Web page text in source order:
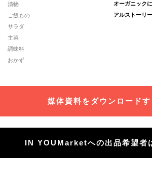
漬物
ご飯もの
サラダ
主菜
調味料
おかず
オーガニック
アルストーリー
媒体資料をダウンロードす
IN YOUMarketへの出品希望者